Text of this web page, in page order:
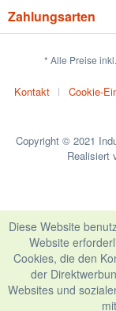
Zahlungsarten
* Alle Preise
Kontakt Cookie-
Copyright © 2021
Realisiert
Diese Website
Website
Cookies, die den
der
Websites und